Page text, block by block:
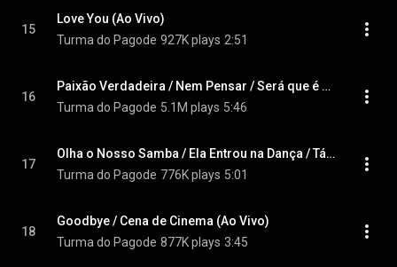
15
Love You (Ao Vivo)
Turma do Pagode 927K plays 2:51
16
Paixão Verdadeira / Nem Pensar / Será que é Amor (Ao Vivo) (feat. Tiee)
Turma do Pagode 5.1M plays 5:46
17
Olha o Nosso Samba / Ela Entrou na Dança / Tá Afim de Sambar (Ao Vivo)
Turma do Pagode 776K plays 5:01
18
Goodbye / Cena de Cinema (Ao Vivo)
Turma do Pagode 877K plays 3:45